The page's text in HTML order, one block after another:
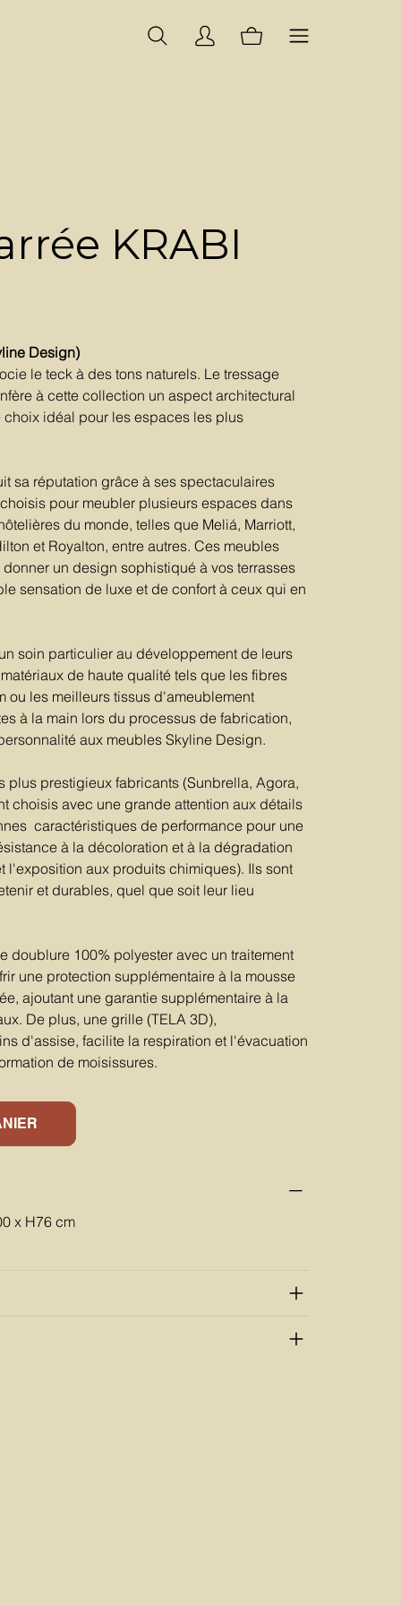
KRABI
Design)
le teck à des tons naturels. Le tressage
à cette collection un aspect architectural
idéal pour les espaces les plus
sa réputation grâce à ses spectaculaires
pour meubler plusieurs espaces dans
du monde, telles que Meliá, Marriott,
et Royalton, entre autres. Ces meubles
un design sophistiqué à vos terrasses
sensation de luxe et de confort à ceux qui en
soin particulier au développement de leurs
de haute qualité tels que les fibres
ou les meilleurs tissus d'ameublement
à la main lors du processus de fabrication,
aux meubles Skyline Design.
plus prestigieux fabricants (Sunbrella, Agora,
choisis avec une grande attention aux détails
caractéristiques de performance pour une
à la décoloration et à la dégradation
l'exposition aux produits chimiques). Ils sont
et durables, quel que soit leur lieu
doublure 100% polyester avec un traitement
une protection supplémentaire à la mousse
ajoutant une garantie supplémentaire à la
De plus, une grille (TELA 3D),
d'assise, facilite la respiration et l'évacuation
de moisissures.
x H76 cm